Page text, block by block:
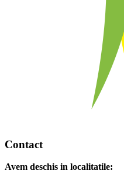
Contact
Avem deschis in localitatile: